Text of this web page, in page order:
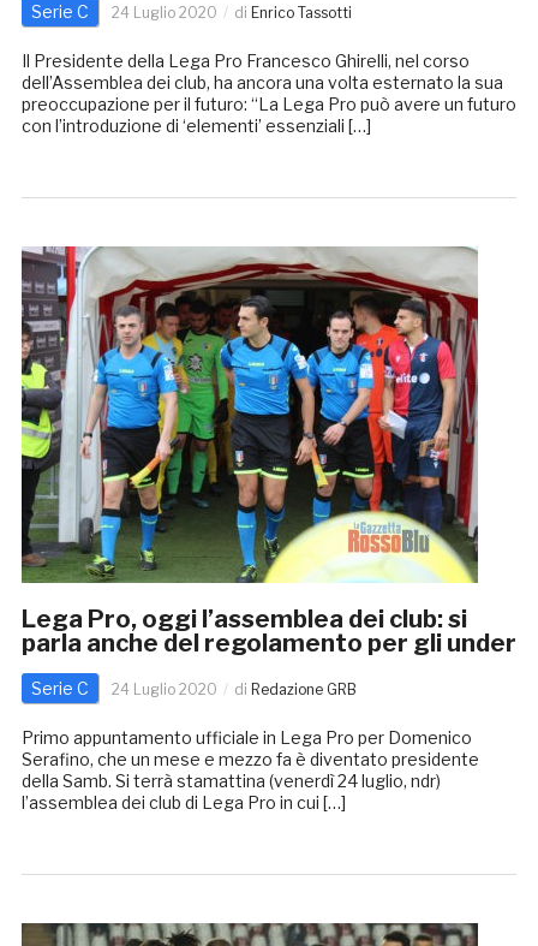
Serie C 24 Luglio 2020 di Enrico Tassotti
Il Presidente della Lega Pro Francesco Ghirelli, nel corso
dell’Assemblea dei club, ha ancora una volta esternato la sua
preoccupazione per il futuro: “La Lega Pro può avere un futuro
con l’introduzione di ‘elementi’ essenziali […]
Lega Pro, oggi l’assemblea dei club: si
parla anche del regolamento per gli under
Serie C 24 Luglio 2020 di Redazione GRB
Primo appuntamento ufficiale in Lega Pro per Domenico
Serafino, che un mese e mezzo fa è diventato presidente
della Samb. Si terrà stamattina (venerdì 24 luglio, ndr)
l’assemblea dei club di Lega Pro in cui […]